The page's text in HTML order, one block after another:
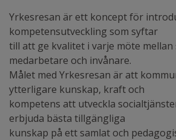
Yrkesresan är ett koncept för
kompetensutveckling som syftar
till att ge kvalitet i varje möte mellan
medarbetare och invånare.
Målet med Yrkesresan är att
ytterligare kunskap, kraft och
kompetens att utveckla
erbjuda bästa tillgängliga
kunskap på ett samlat och